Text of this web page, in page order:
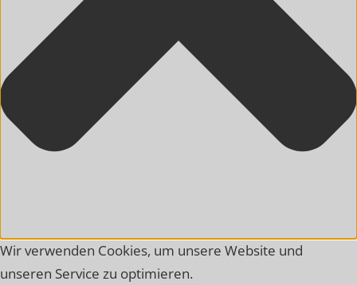
Wir verwenden Cookies, um unsere Website und
unseren Service zu optimieren.